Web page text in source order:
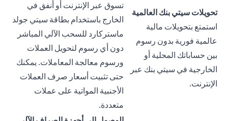
تحويلات سيتي بنك العالمية
استمتع بتحويلات مالية
عالمية فورية بدون رسوم
بين حساباتك المحلية أو
الخارجية في سيتي بنك عبر
الإنترنت.
تسوق عبر الإنترنت أو أنفق في
الخارج باستخدام بطاقة سيتي جولد
ماستركارد للسحب الآلي المباشر
دون أي رسوم لتحويل العملات
ورسوم معالجة المعاملات. يمكنك
حتى تثبيت أسعار صرف العملات
الأجنبية المواتية على عملات
متعددة.